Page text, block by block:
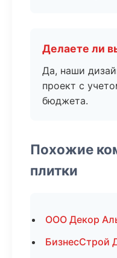
Делаете ли
Да, наши
проект с
бюджета.
Похожие
плитки
ООО Декор
БизнесСтрой